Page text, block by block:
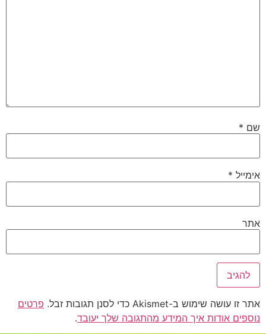
שם *
אימייל *
אתר
אתר זו עושה שימוש ב-Akismet כדי לסנן תגובות זבל.
פרטים
נוספים אודות איך המידע מהתגובה שלך יעובד.